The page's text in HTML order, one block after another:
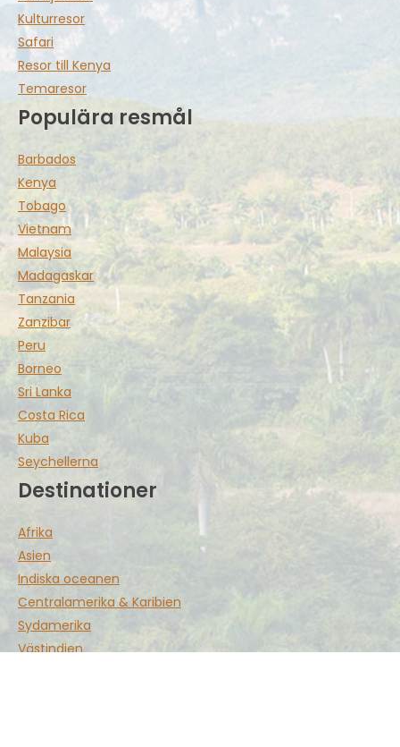
Kulturresor
Safari
Resor till Kenya
Temaresor
Populära resmål
Barbados
Kenya
Tobago
Vietnam
Malaysia
Madagaskar
Tanzania
Zanzibar
Peru
Borneo
Sri Lanka
Costa Rica
Kuba
Seychellerna
Destinationer
Afrika
Asien
Indiska oceanen
Centralamerika & Karibien
Sydamerika
Västindien